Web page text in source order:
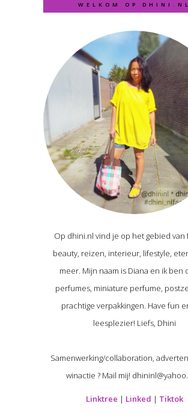
WELKOM OP DHINI.NL
Op dhini.nl vind je op het gebied van
beauty, reizen, interieur, lifestyle,
meer. Mijn naam is Diana en ik ben
perfumes, miniature perfume,
prachtige verpakkingen. Have fun
leesplezier! Liefs, Dhini
Samenwerking/collaboration,
winactie ? Mail mij!
Linktree | Linked | Tiktok